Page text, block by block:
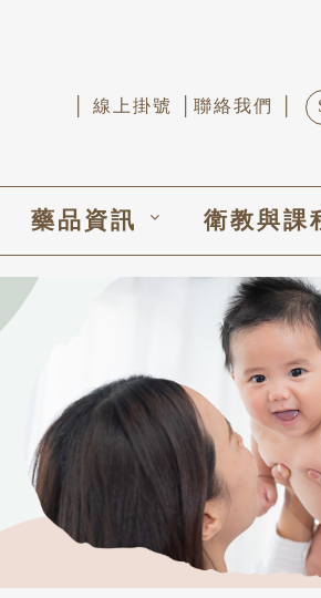
│ 線上掛號 │ 聯絡我們 │
藥品資訊 衛教與課